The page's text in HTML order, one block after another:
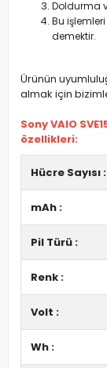
Doldurma
Bu
demektir.
Ürünün
almak için
Sony VAIO
özellikleri:
Hücre Sayısı :
mAh :
Pil Türü :
Renk :
Volt :
Wh :